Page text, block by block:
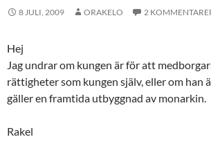
8 JULI, 2009 ORAKELO 2
Hej
Jag undrar om kungen är för att
rättigheter som kungen själv, eller om han
gäller en framtida utbyggnad av monarkin.
Rakel